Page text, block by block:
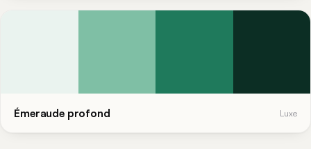
Émeraude profond Luxe